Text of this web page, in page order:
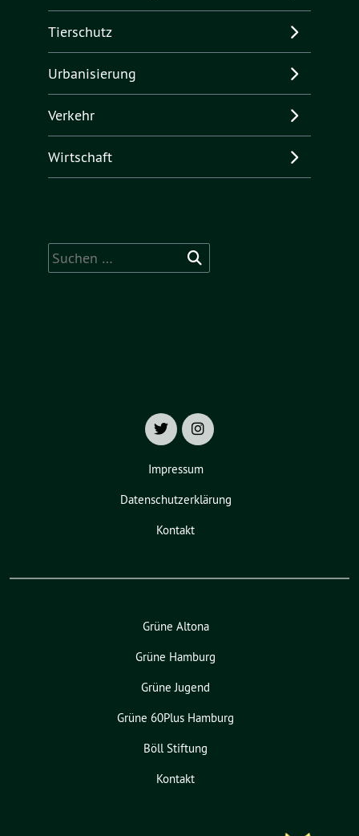
Tierschutz
Urbanisierung
Verkehr
Wirtschaft
Suchen
nach:
Impressum
Datenschutzerklärung
Kontakt
Grüne Altona
Grüne Hamburg
Grüne Jugend
Grüne 60Plus Hamburg
Böll Stiftung
Kontakt